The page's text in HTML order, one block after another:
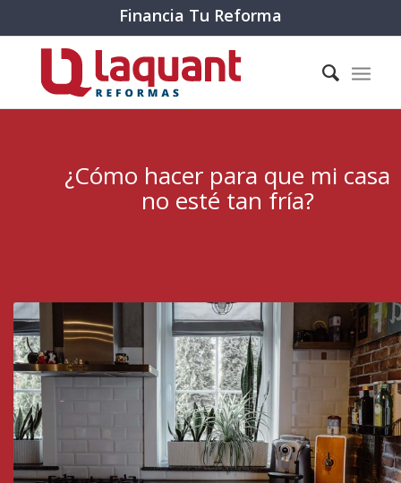
Financia Tu Reforma
¿Cómo hacer para que mi casa
no esté tan fría?